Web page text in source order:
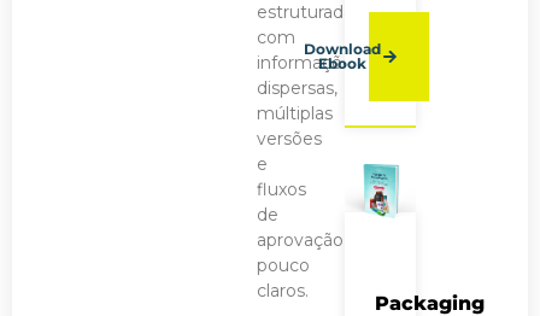
estruturada,
com
informações
dispersas,
múltiplas
versões
e
fluxos
de
aprovação
pouco
claros.
Download
Ebook
Packaging